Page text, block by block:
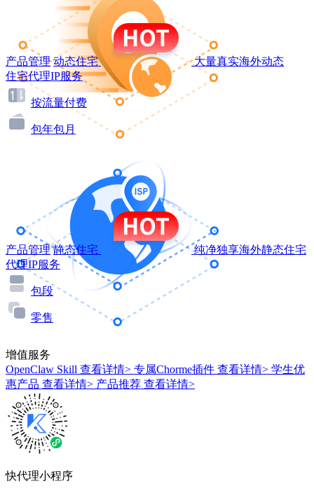
产品管理 动态住宅
大量真实海外动态
住宅代理IP服务
按流量付费
包年包月
产品管理 静态住宅
纯净独享海外静态住宅
代理IP服务
包段
零售
增值服务
OpenClaw Skill 查看详情> 专属Chorme插件 查看详情> 学生优
惠产品 查看详情> 产品推荐 查看详情>
快代理小程序